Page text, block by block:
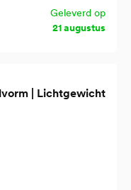
Geleverd op
21 augustus
| Lichtgewicht